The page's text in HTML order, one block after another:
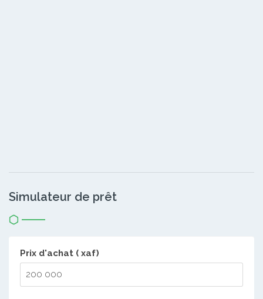
Simulateur de prêt
Prix d'achat ( xaf)